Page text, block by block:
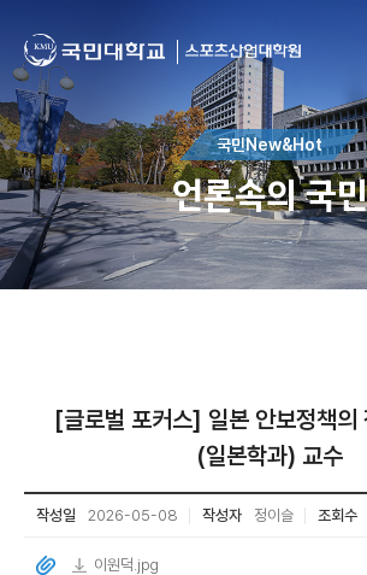
국민New&Hot
언론속의 국민
[글로벌 포커스] 일본 안보정책의
(일본학과) 교수
작성일 2026-05-08 작성자 정이슬 조회수
이원덕.jpg